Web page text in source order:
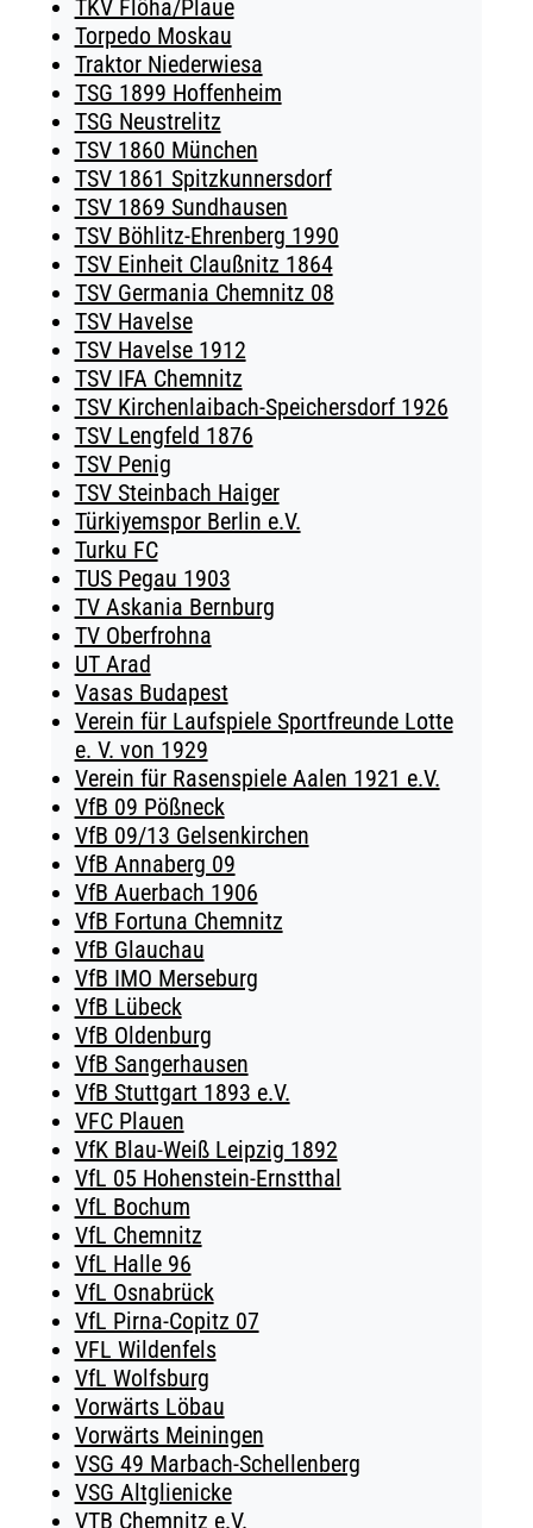
TKV Flöha/Plaue
Torpedo Moskau
Traktor Niederwiesa
TSG 1899 Hoffenheim
TSG Neustrelitz
TSV 1860 München
TSV 1861 Spitzkunnersdorf
TSV 1869 Sundhausen
TSV Böhlitz-Ehrenberg 1990
TSV Einheit Claußnitz 1864
TSV Germania Chemnitz 08
TSV Havelse
TSV Havelse 1912
TSV IFA Chemnitz
TSV Kirchenlaibach-Speichersdorf 1926
TSV Lengfeld 1876
TSV Penig
TSV Steinbach Haiger
Türkiyemspor Berlin e.V.
Turku FC
TUS Pegau 1903
TV Askania Bernburg
TV Oberfrohna
UT Arad
Vasas Budapest
Verein für Laufspiele Sportfreunde Lotte
e. V. von 1929
Verein für Rasenspiele Aalen 1921 e.V.
VfB 09 Pößneck
VfB 09/13 Gelsenkirchen
VfB Annaberg 09
VfB Auerbach 1906
VfB Fortuna Chemnitz
VfB Glauchau
VfB IMO Merseburg
VfB Lübeck
VfB Oldenburg
VfB Sangerhausen
VfB Stuttgart 1893 e.V.
VFC Plauen
VfK Blau-Weiß Leipzig 1892
VfL 05 Hohenstein-Ernstthal
VfL Bochum
VfL Chemnitz
VfL Halle 96
VfL Osnabrück
VfL Pirna-Copitz 07
VFL Wildenfels
VfL Wolfsburg
Vorwärts Löbau
Vorwärts Meiningen
VSG 49 Marbach-Schellenberg
VSG Altglienicke
VTB Chemnitz e.V.